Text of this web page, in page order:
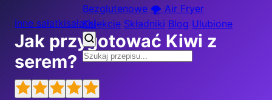
Bezglutenowe 🌪️ Air Fryer
Kolekcje Składniki Blog Ulubione
Inne sałatkisałatki
Jak przygotować Kiwi z
serem?